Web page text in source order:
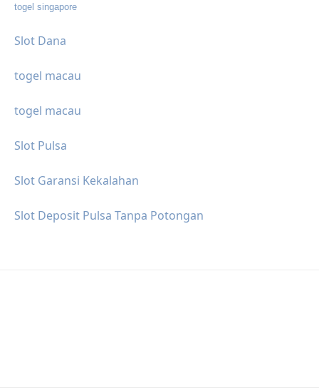
togel singapore
Slot Dana
togel macau
togel macau
Slot Pulsa
Slot Garansi Kekalahan
Slot Deposit Pulsa Tanpa Potongan